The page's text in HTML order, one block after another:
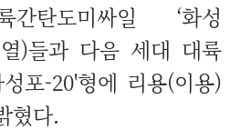
탄도미싸일 ‘화성
)들과 다음 세대 대륙
포-20'형에 리용(이용)
혔다.